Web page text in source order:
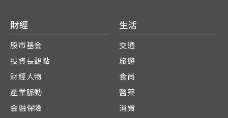
財經
股市基金
投資長觀點
財經人物
產業脈動
金融保險
生活
交通
旅遊
食尚
醫藥
消費